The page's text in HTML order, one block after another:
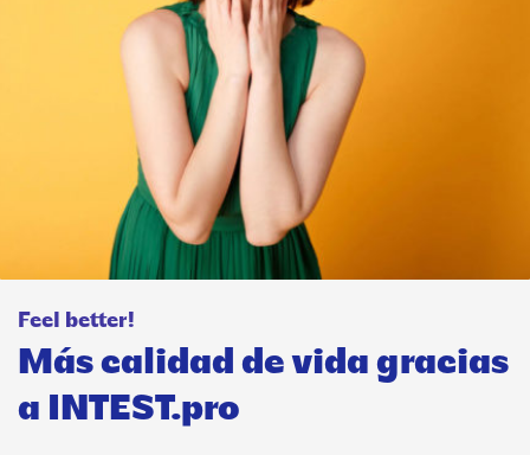
Feel better!
Más calidad de vida gracias
a INTEST.pro